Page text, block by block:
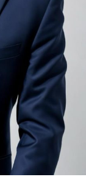
acestor
dintre
Un material cu
transmiterea
etajele
clădirile mai
inițial
cere